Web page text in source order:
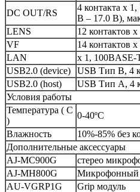
DC OUT/RS
4 контакта x
В – 17.0 В),
LENS
12 контактов x
VF
14 контактов x
LAN
x 1,
USB2.0 (device)
USB Тип B, 4
USB2.0 (host)
USB Тип A, 4
Условия работы
Температура ( С
)
0-40ºC
Влажность
10%-85% без
Дополнительные аксессуары
AJ-MC900G
стерео
AJ-MH800G
Микрофонный
AU-VGRP1G
Grip модуль